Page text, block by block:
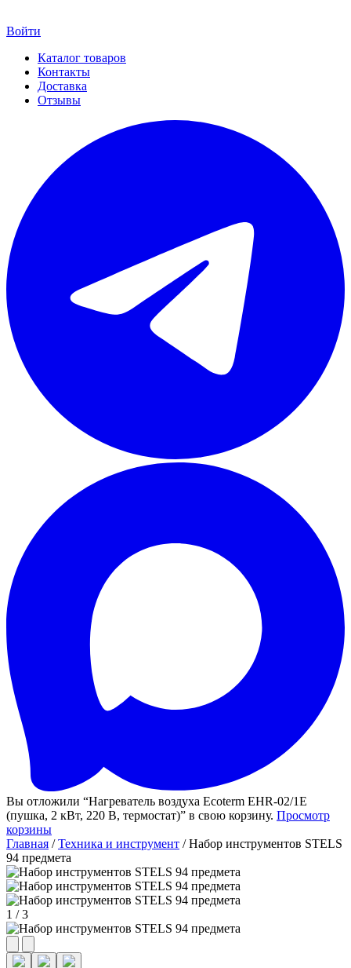
Войти
Каталог товаров
Контакты
Доставка
Отзывы
Вы отложили “Нагреватель воздуха Ecoterm EHR-02/1E
(пушка, 2 кВт, 220 В, термостат)” в свою корзину. Просмотр
корзины
Главная /Техника и инструмент / Набор инструментов STELS
94 предмета
1 /3